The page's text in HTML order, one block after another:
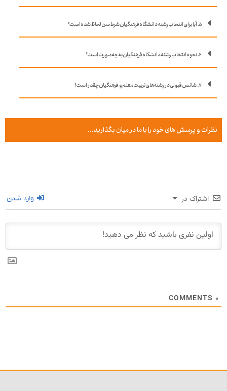
۵. آیا برای انتخاب رشته دانشگاه فرهنگیان شرط سن لحاظ شده است؟
۶. نحوه انتخاب رشته دانشگاه فرهنگیان به چه صورت است؟
۷. شانس قبولی در رشته‌های تربیت‌معلم و فرهنگیان چقدر است؟
نظرات و پرسش های خود را با ما در میان بگذارید...
اشتراک در وارد شدن
۰